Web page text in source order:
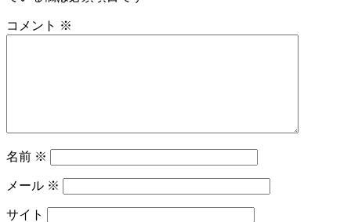
コメント ※
名前 ※
メール ※
サイト